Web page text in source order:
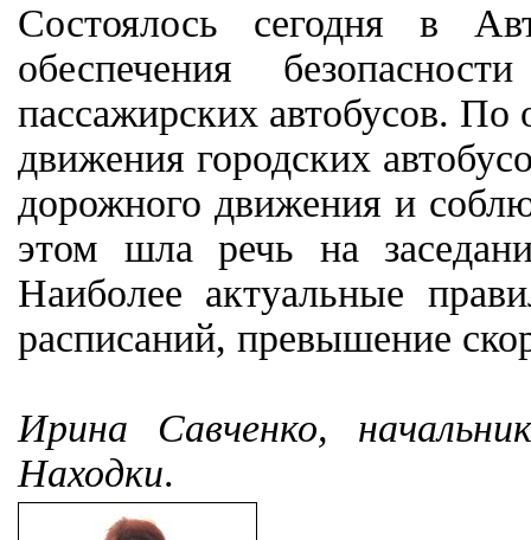
Cостоялось сегодня в
обеспечения
пассажирских автобусов. По
движения городских
дорожного движения и
этом шла речь на
Наиболее актуальные
расписаний, превышение
Ирина Савченко,
Находки.